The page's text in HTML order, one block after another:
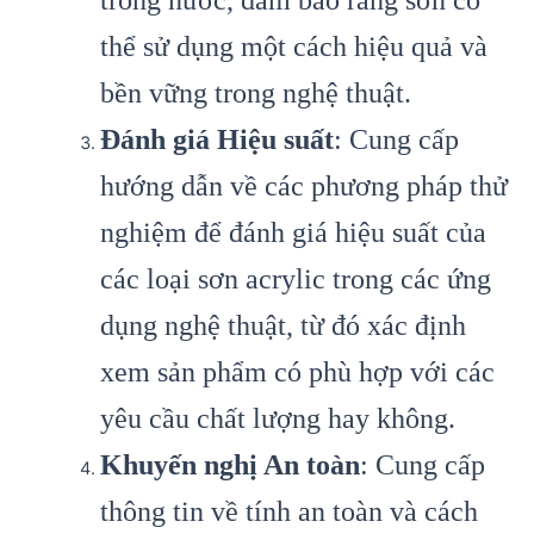
thể sử dụng một cách hiệu quả và
bền vững trong nghệ thuật.
Đánh giá Hiệu suất: Cung cấp
hướng dẫn về các phương pháp thử
nghiệm để đánh giá hiệu suất của
các loại sơn acrylic trong các ứng
dụng nghệ thuật, từ đó xác định
xem sản phẩm có phù hợp với các
yêu cầu chất lượng hay không.
Khuyến nghị An toàn: Cung cấp
thông tin về tính an toàn và cách